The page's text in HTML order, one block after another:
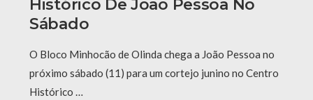
Histórico De João Pessoa No
Sábado
O Bloco Minhocão de Olinda chega a João Pessoa no
próximo sábado (11) para um cortejo junino no Centro
Histórico …